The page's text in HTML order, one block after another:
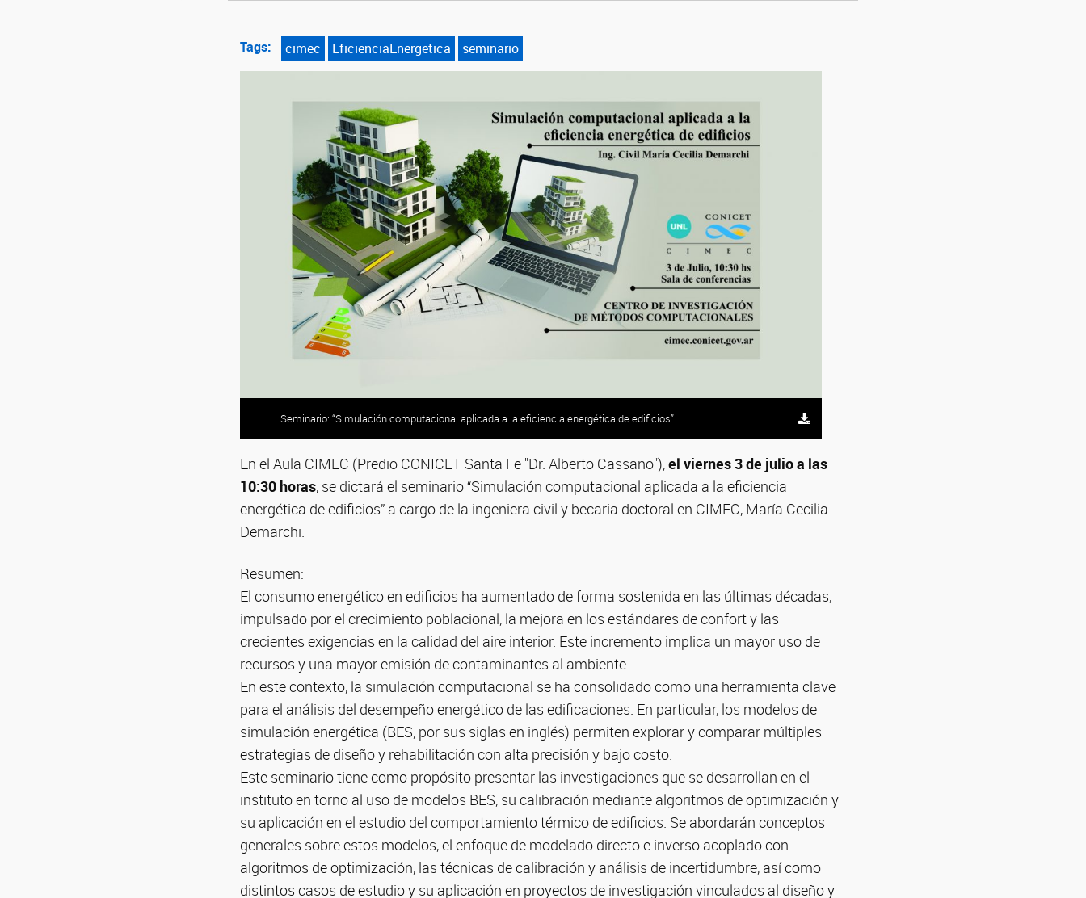
Tags: cimec EficienciaEnergetica seminario
Seminario: “Simulación computacional aplicada a la eficiencia energética de edificios”
En el Aula CIMEC (Predio CONICET Santa Fe "Dr. Alberto Cassano"),el viernes 3 de julio a las
10:30 horas, se dictará el seminario “Simulación computacional aplicada a la eficiencia
energética de edificios” a cargo de la ingeniera civil y becaria doctoral en CIMEC, María Cecilia
Demarchi.
Resumen:
El consumo energético en edificios ha aumentado de forma sostenida en las últimas décadas,
impulsado por el crecimiento poblacional, la mejora en los estándares de confort y las
crecientes exigencias en la calidad del aire interior. Este incremento implica un mayor uso de
recursos y una mayor emisión de contaminantes al ambiente.
En este contexto, la simulación computacional se ha consolidado como una herramienta clave
para el análisis del desempeño energético de las edificaciones. En particular, los modelos de
simulación energética (BES, por sus siglas en inglés) permiten explorar y comparar múltiples
estrategias de diseño y rehabilitación con alta precisión y bajo costo.
Este seminario tiene como propósito presentar las investigaciones que se desarrollan en el
instituto en torno al uso de modelos BES, su calibración mediante algoritmos de optimización y
su aplicación en el estudio del comportamiento térmico de edificios. Se abordarán conceptos
generales sobre estos modelos, el enfoque de modelado directo e inverso acoplado con
algoritmos de optimización, las técnicas de calibración y análisis de incertidumbre, así como
distintos casos de estudio y su aplicación en proyectos de investigación vinculados al diseño y